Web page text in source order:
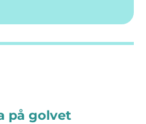
på golvet